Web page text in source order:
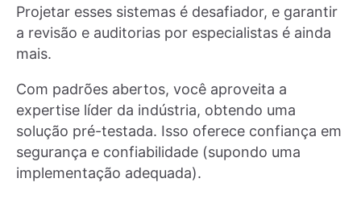
Projetar esses sistemas é desafiador, e garantir
a revisão e auditorias por especialistas é ainda
mais.
Com padrões abertos, você aproveita a
expertise líder da indústria, obtendo uma
solução pré-testada. Isso oferece confiança em
segurança e confiabilidade (supondo uma
implementação adequada).